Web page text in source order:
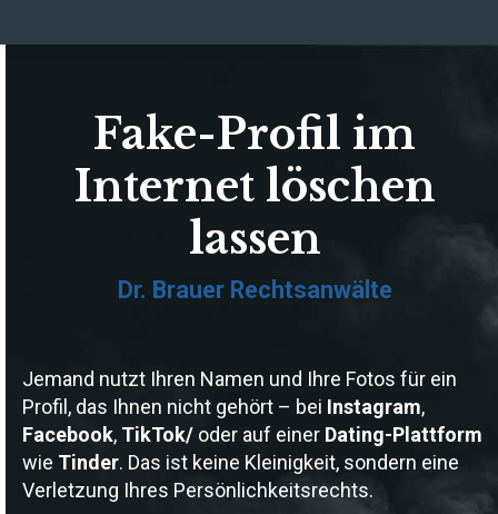
Fake-Profil im
Internet löschen
lassen
Dr. Brauer Rechtsanwälte
Jemand nutzt Ihren Namen und Ihre Fotos für ein
Profil, das Ihnen nicht gehört – bei Instagram,
Facebook, TikTok/ oder auf einer Dating-Plattform
wie Tinder. Das ist keine Kleinigkeit, sondern eine
Verletzung Ihres Persönlichkeitsrechts.